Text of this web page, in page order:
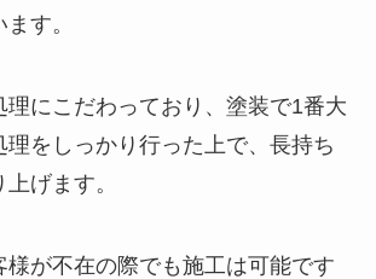
す。
理にこだわっており、塗装で1番大
理をしっかり行った上で、長持ち
げます。
様が不在の際でも施工は可能です